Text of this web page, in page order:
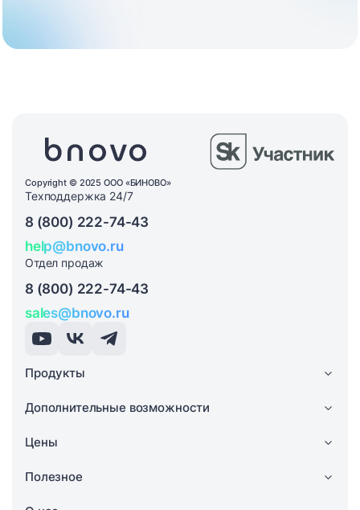
Copyright © 2025 ООО «БИНОВО»
Техподдержка 24/7
8 (800) 222-74-43
help@bnovo.ru
Отдел продаж
8 (800) 222-74-43
sales@bnovo.ru
Продукты
Дополнительные возможности
Цены
Полезное